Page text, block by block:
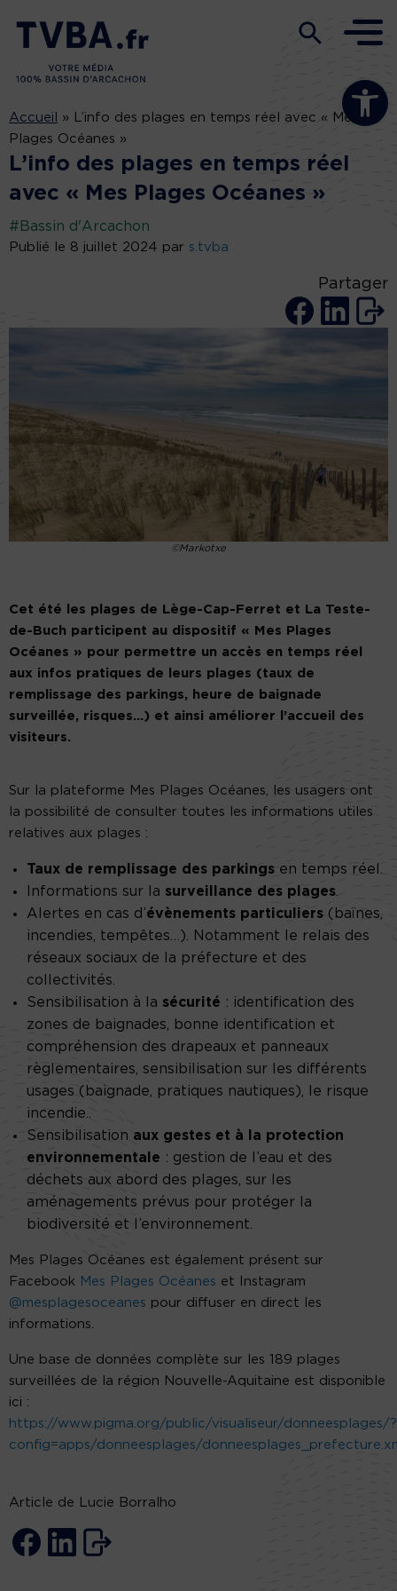
Ouvrir la
Accueil »
L’info des plages en temps réel avec « Mes
Plages Océanes »
L’info des plages en temps réel
avec « Mes Plages Océanes »
#Bassin d'Arcachon
Publié le 8 juillet 2024 par s.tvba
Partager
©Markotxe
Cet été les plages de Lège-Cap-Ferret et La Teste-
de-Buch participent au dispositif « Mes Plages
Océanes » pour permettre un accès en temps réel
aux infos pratiques de leurs plages (taux de
remplissage des parkings, heure de baignade
surveillée, risques…) et ainsi améliorer l’accueil des
visiteurs.
Sur la plateforme Mes Plages Océanes, les usagers ont
la possibilité de consulter toutes les informations utiles
relatives aux plages :
Taux de remplissage des parkings en temps réel.
Informations sur la surveillance des plages.
Alertes en cas d’évènements particuliers (baïnes,
incendies, tempêtes…). Notamment le relais des
réseaux sociaux de la préfecture et des
collectivités.
Sensibilisation à la sécurité : identification des
zones de baignades, bonne identification et
compréhension des drapeaux et panneaux
règlementaires, sensibilisation sur les différents
usages (baignade, pratiques nautiques), le risque
incendie..
Sensibilisation aux gestes et à la protection
environnementale : gestion de l’eau et des
déchets aux abord des plages, sur les
aménagements prévus pour protéger la
biodiversité et l’environnement.
Mes Plages Océanes est également présent sur
Facebook Mes Plages Océanes et Instagram
@mesplagesoceanes pour diffuser en direct les
informations.
Une base de données complète sur les 189 plages
surveillées de la région Nouvelle-Aquitaine est disponible
ici :
https://www.pigma.org/public/visualiseur/donneesplages/?
config=apps/donneesplages/
Article de Lucie Borralho